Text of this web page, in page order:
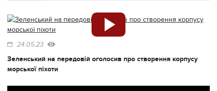
24.05.23
Зеленський на передовій оголосив про створення корпусу
морської піхоти